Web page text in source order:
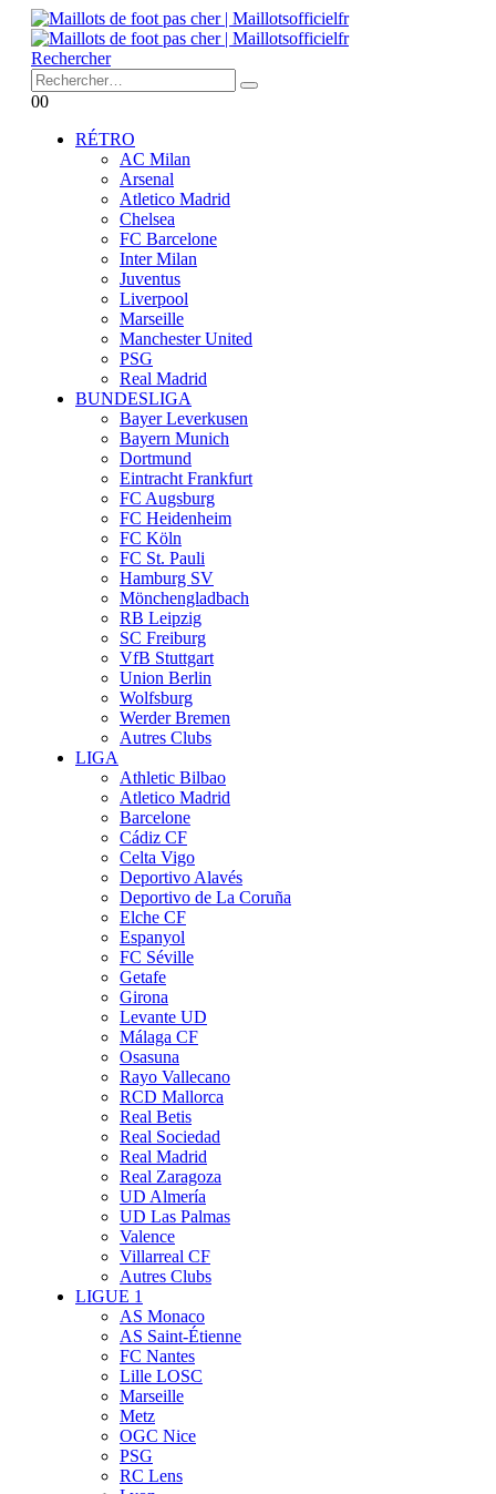
Rechercher
00
RÉTRO
AC Milan
Arsenal
Atletico Madrid
Chelsea
FC Barcelone
Inter Milan
Juventus
Liverpool
Marseille
Manchester United
PSG
Real Madrid
BUNDESLIGA
Bayer Leverkusen
Bayern Munich
Dortmund
Eintracht Frankfurt
FC Augsburg
FC Heidenheim
FC Köln
FC St. Pauli
Hamburg SV
Mönchengladbach
RB Leipzig
SC Freiburg
VfB Stuttgart
Union Berlin
Wolfsburg
Werder Bremen
Autres Clubs
LIGA
Athletic Bilbao
Atletico Madrid
Barcelone
Cádiz CF
Celta Vigo
Deportivo Alavés
Deportivo de La Coruña
Elche CF
Espanyol
FC Séville
Getafe
Girona
Levante UD
Málaga CF
Osasuna
Rayo Vallecano
RCD Mallorca
Real Betis
Real Sociedad
Real Madrid
Real Zaragoza
UD Almería
UD Las Palmas
Valence
Villarreal CF
Autres Clubs
LIGUE 1
AS Monaco
AS Saint-Étienne
FC Nantes
Lille LOSC
Marseille
Metz
OGC Nice
PSG
RC Lens